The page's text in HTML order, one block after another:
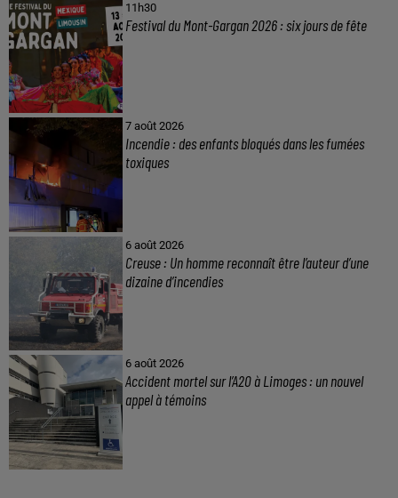
11h30
Festival du Mont-Gargan 2026 : six jours de fête
7 août 2026
Incendie : des enfants bloqués dans les fumées
toxiques
6 août 2026
Creuse : Un homme reconnaît être l’auteur d’une
dizaine d’incendies
6 août 2026
Accident mortel sur l’A20 à Limoges : un nouvel
appel à témoins